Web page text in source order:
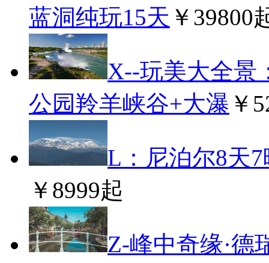
蓝洞纯玩15天 ￥39800
X--玩美大全景
公园羚羊峡谷+大瀑 ￥
L：尼泊尔8天
￥8999起
Z-峰中奇缘·德